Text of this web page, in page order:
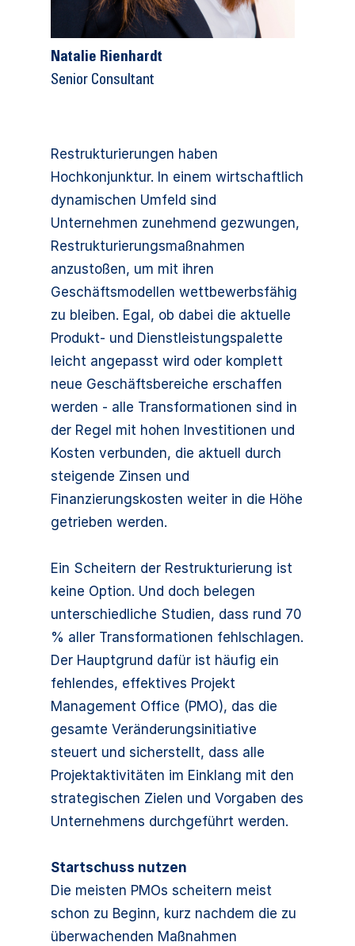
Natalie Rienhardt
Senior Consultant
Restrukturierungen haben
Hochkonjunktur. In einem wirtschaftlich
dynamischen Umfeld sind
Unternehmen zunehmend gezwungen,
Restrukturierungsmaßnahmen
anzustoßen, um mit ihren
Geschäftsmodellen wettbewerbsfähig
zu bleiben. Egal, ob dabei die aktuelle
Produkt- und Dienstleistungspalette
leicht angepasst wird oder komplett
neue Geschäftsbereiche erschaffen
werden - alle Transformationen sind in
der Regel mit hohen Investitionen und
Kosten verbunden, die aktuell durch
steigende Zinsen und
Finanzierungskosten weiter in die Höhe
getrieben werden.
Ein Scheitern der Restrukturierung ist
keine Option. Und doch belegen
unterschiedliche Studien, dass rund 70
% aller Transformationen fehlschlagen.
Der Hauptgrund dafür ist häufig ein
fehlendes, effektives Projekt
Management Office (PMO), das die
gesamte Veränderungsinitiative
steuert und sicherstellt, dass alle
Projektaktivitäten im Einklang mit den
strategischen Zielen und Vorgaben des
Unternehmens durchgeführt werden.
Startschuss nutzen
Die meisten PMOs scheitern meist
schon zu Beginn, kurz nachdem die zu
überwachenden Maßnahmen